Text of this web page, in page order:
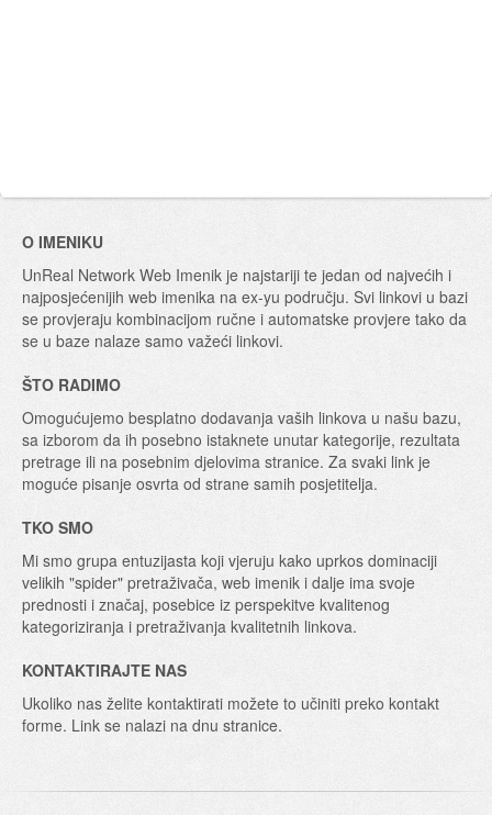
O IMENIKU
UnReal Network Web Imenik je najstariji te jedan od najvećih i
najposjećenijih web imenika na ex-yu području. Svi linkovi u bazi
se provjeraju kombinacijom ručne i automatske provjere tako da
se u baze nalaze samo važeći linkovi.
ŠTO RADIMO
Omogućujemo besplatno dodavanja vaših linkova u našu bazu,
sa izborom da ih posebno istaknete unutar kategorije, rezultata
pretrage ili na posebnim djelovima stranice. Za svaki link je
moguće pisanje osvrta od strane samih posjetitelja.
TKO SMO
Mi smo grupa entuzijasta koji vjeruju kako uprkos dominaciji
velikih "spider" pretraživača, web imenik i dalje ima svoje
prednosti i značaj, posebice iz perspekitve kvalitenog
kategoriziranja i pretraživanja kvalitetnih linkova.
KONTAKTIRAJTE NAS
Ukoliko nas želite kontaktirati možete to učiniti preko kontakt
forme. Link se nalazi na dnu stranice.